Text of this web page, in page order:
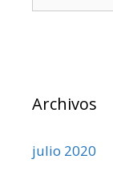
Archivos
julio 2020